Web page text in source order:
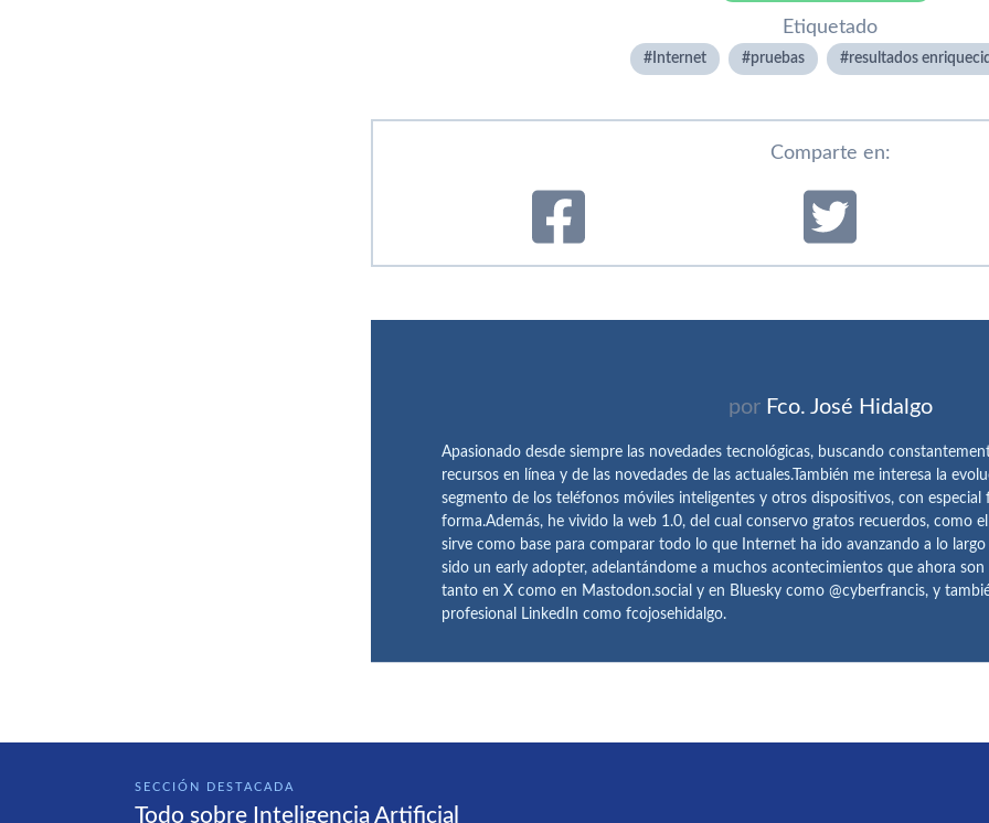
Etiquetado
Internet pruebas resultados
Comparte en:
por Fco. José Hidalgo
Apasionado desde siempre las novedades tecnológicas, buscando
recursos en línea y de las novedades de las actuales.También me interesa la
segmento de los teléfonos móviles inteligentes y otros dispositivos, con
forma.Además, he vivido la web 1.0, del cual conservo gratos recuerdos, como
sirve como base para comparar todo lo que Internet ha ido avanzando a lo largo
sido un early adopter, adelantándome a muchos acontecimientos que ahora
tanto en X como en Mastodon.social y en Bluesky como @cyberfrancis, y
profesional LinkedIn como fcojosehidalgo.
SECCIÓN DESTACADA
Todo sobre Inteligencia Artificial